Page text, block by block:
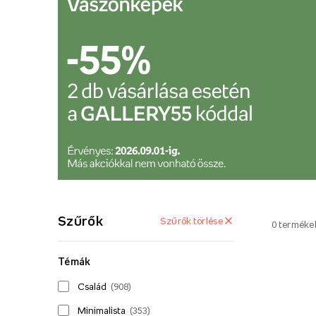
Szűrők Szűrők törlése
Témák
Család (908)
Minimalista (353)
0